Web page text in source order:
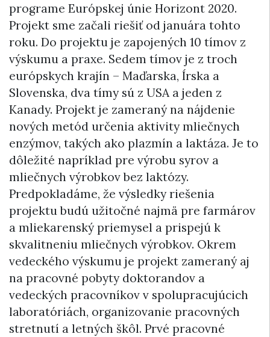
programe Európskej únie Horizont 2020.
Projekt sme začali riešiť od januára tohto
roku. Do projektu je zapojených 10 tímov z
výskumu a praxe. Sedem tímov je z troch
európskych krajín – Maďarska, Írska a
Slovenska, dva tímy sú z USA a jeden z
Kanady. Projekt je zameraný na nájdenie
nových metód určenia aktivity mliečnych
enzýmov, takých ako plazmín a laktáza. Je to
dôležité napríklad pre výrobu syrov a
mliečnych výrobkov bez laktózy.
Predpokladáme, že výsledky riešenia
projektu budú užitočné najmä pre farmárov
a mliekarenský priemysel a prispejú k
skvalitneniu mliečnych výrobkov. Okrem
vedeckého výskumu je projekt zameraný aj
na pracovné pobyty doktorandov a
vedeckých pracovníkov v spolupracujúcich
laboratóriách, organizovanie pracovných
stretnutí a letných škôl. Prvé pracovné